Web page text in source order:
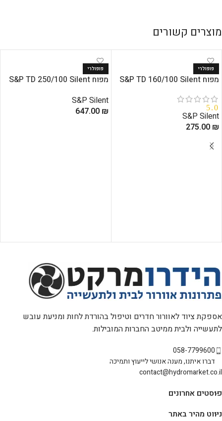
מוצרים קשורים
פופולרי
מפוח S&P TD 160/100 Silent
5.0
S&P Silent
275.00 ₪
הוספה לסל
פופולרי
מפוח S&P TD 250/100 Silent
S&P Silent
647.00 ₪
אספקת ציוד לאוורור חדרים וטיפול בהורדת לחות ומניעת עובש
לתעשייה ולבית ממיטב החברות המובילות.
058-7799600
דברו איתנו, מענה אנושי לייעוץ ותמיכה
contact@hydromarket.co.il
פוסטים אחרונים
ניווט מהיר באתר